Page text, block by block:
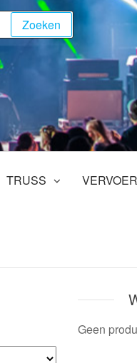
Zoeken
TRUSS VERVOER
Geen